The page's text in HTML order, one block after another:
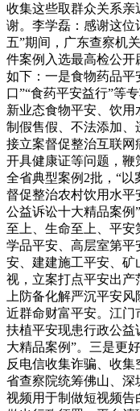
收集这些取群众关系
谢。李学磊：感谢这位
五”期间，广东查察机
件案例入选最高检公
如下：一是食物药品平
口”“食药平安益行”等
新业态食物平安、饮
制假售假、不法添加、
接立案督促整治互联
开具健康证等问题，
全省典型案例2批，“
督促整治农村饮用水平
公益诉讼十大精品案例
至上、生命至上、平
学品平安、高层室第
安、建建施工平安、
视，立案打点平安出产
上防备化解严沉平安
近群命财富平安。江
扶植平安现患行政公益
大精品案例”。三是更
反电信收集诈骗、收集
省查察院统筹佛山、
视频用于制做短视频告